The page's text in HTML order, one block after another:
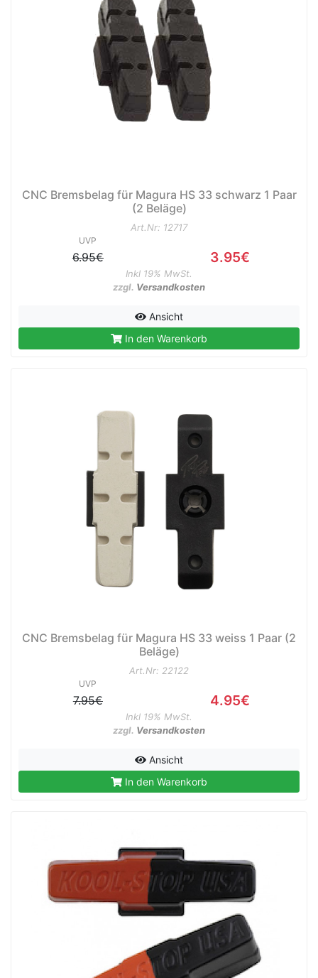
CNC Bremsbelag für Magura HS 33 schwarz 1 Paar
(2 Beläge)
Art.Nr: 12717
UVP
6.95€ 3.95€
Inkl 19% MwSt.
zzgl. Versandkosten
Ansicht
In den Warenkorb
CNC Bremsbelag für Magura HS 33 weiss 1 Paar (2
Beläge)
Art.Nr: 22122
UVP
7.95€ 4.95€
Inkl 19% MwSt.
zzgl. Versandkosten
Ansicht
In den Warenkorb